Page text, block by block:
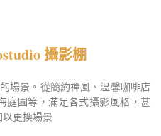
攝影棚
場景。從簡約禪風、溫馨咖啡店
庭園等，滿足各式攝影風格，甚
更換場景